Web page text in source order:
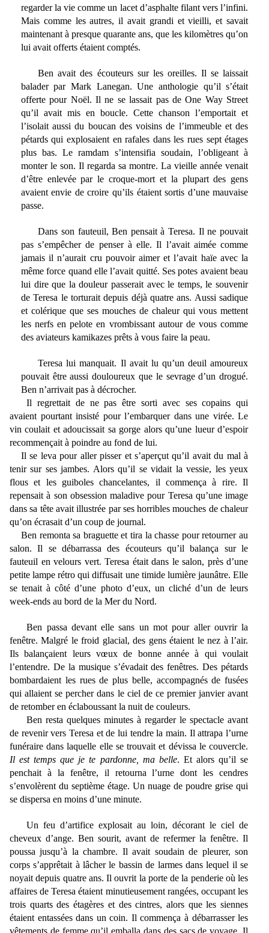
regarder la vie comme un lacet d’asphalte filant vers l’infini.
Mais comme les autres, il avait grandi et vieilli, et savait
maintenant à presque quarante ans, que les kilomètres qu’on
lui avait offerts étaient comptés.
Ben avait des écouteurs sur les oreilles. Il se laissait
balader par Mark Lanegan. Une anthologie qu’il s’était
offerte pour Noël. Il ne se lassait pas de One Way Street
qu’il avait mis en boucle. Cette chanson l’emportait et
l’isolait aussi du boucan des voisins de l’immeuble et des
pétards qui explosaient en rafales dans les rues sept étages
plus bas. Le ramdam s’intensifia soudain, l’obligeant à
monter le son. Il regarda sa montre. La vieille année venait
d’être enlevée par le croque-mort et la plupart des gens
avaient envie de croire qu’ils étaient sortis d’une mauvaise
passe.
Dans son fauteuil, Ben pensait à Teresa. Il ne pouvait
pas s’empêcher de penser à elle. Il l’avait aimée comme
jamais il n’aurait cru pouvoir aimer et l’avait haïe avec la
même force quand elle l’avait quitté. Ses potes avaient beau
lui dire que la douleur passerait avec le temps, le souvenir
de Teresa le torturait depuis déjà quatre ans. Aussi sadique
et colérique que ses mouches de chaleur qui vous mettent
les nerfs en pelote en vrombissant autour de vous comme
des aviateurs kamikazes prêts à vous faire la peau.
Teresa lui manquait. Il avait lu qu’un deuil amoureux
pouvait être aussi douloureux que le sevrage d’un drogué.
Ben n’arrivait pas à décrocher.
Il regrettait de ne pas être sorti avec ses copains qui
avaient pourtant insisté pour l’embarquer dans une virée. Le
vin coulait et adoucissait sa gorge alors qu’une lueur d’espoir
recommençait à poindre au fond de lui.
Il se leva pour aller pisser et s’aperçut qu’il avait du mal à
tenir sur ses jambes. Alors qu’il se vidait la vessie, les yeux
flous et les guiboles chancelantes, il commença à rire. Il
repensait à son obsession maladive pour Teresa qu’une image
dans sa tête avait illustrée par ses horribles mouches de chaleur
qu’on écrasait d’un coup de journal.
Ben remonta sa braguette et tira la chasse pour retourner au
salon. Il se débarrassa des écouteurs qu’il balança sur le
fauteuil en velours vert. Teresa était dans le salon, près d’une
petite lampe rétro qui diffusait une timide lumière jaunâtre. Elle
se tenait à côté d’une photo d’eux, un cliché d’un de leurs
week-ends au bord de la Mer du Nord.
Ben passa devant elle sans un mot pour aller ouvrir la
fenêtre. Malgré le froid glacial, des gens étaient le nez à l’air.
Ils balançaient leurs vœux de bonne année à qui voulait
l’entendre. De la musique s’évadait des fenêtres. Des pétards
bombardaient les rues de plus belle, accompagnés de fusées
qui allaient se percher dans le ciel de ce premier janvier avant
de retomber en éclaboussant la nuit de couleurs.
Ben resta quelques minutes à regarder le spectacle avant
de revenir vers Teresa et de lui tendre la main. Il attrapa l’urne
funéraire dans laquelle elle se trouvait et dévissa le couvercle.
Il est temps que je te pardonne, ma belle. Et alors qu’il se
penchait à la fenêtre, il retourna l’urne dont les cendres
s’envolèrent du septième étage. Un nuage de poudre grise qui
se dispersa en moins d’une minute.
Un feu d’artifice explosait au loin, décorant le ciel de
cheveux d’ange. Ben sourit, avant de refermer la fenêtre. Il
poussa jusqu’à la chambre. Il avait soudain de pleurer, son
corps s’apprêtait à lâcher le bassin de larmes dans lequel il se
noyait depuis quatre ans. Il ouvrit la porte de la penderie où les
affaires de Teresa étaient minutieusement rangées, occupant les
trois quarts des étagères et des cintres, alors que les siennes
étaient entassées dans un coin. Il commença à débarrasser les
vêtements de femme qu’il emballa dans des sacs de voyage. Il